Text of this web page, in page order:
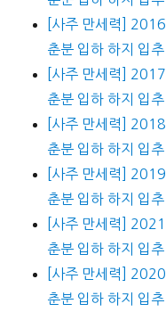
[사주 만세력]
춘분 입하 하지 입
[사주 만세력]
춘분 입하 하지 입
[사주 만세력]
춘분 입하 하지 입
[사주 만세력]
춘분 입하 하지 입
[사주 만세력]
춘분 입하 하지 입
[사주 만세력]
춘분 입하 하지 입